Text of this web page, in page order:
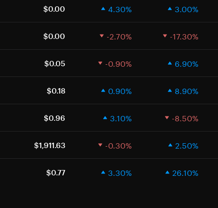
$0.00 4.30% 3.00%
$0.00 -2.70% -17.30%
$0.05 -0.90% 6.90%
$0.18 0.90% 8.90%
$0.96 3.10% -8.50%
$1,911.63 -0.30% 2.50%
$0.77 3.30% 26.10%